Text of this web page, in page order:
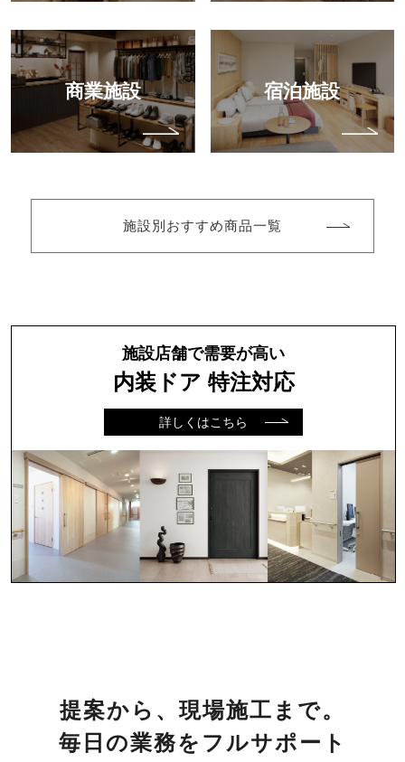
商業施設 宿泊施設
施設別おすすめ商品一覧
施設店舗で需要が高い
内装ドア 特注対応
詳しくはこちら
提案から、現場施工まで。
毎日の業務をフルサポート